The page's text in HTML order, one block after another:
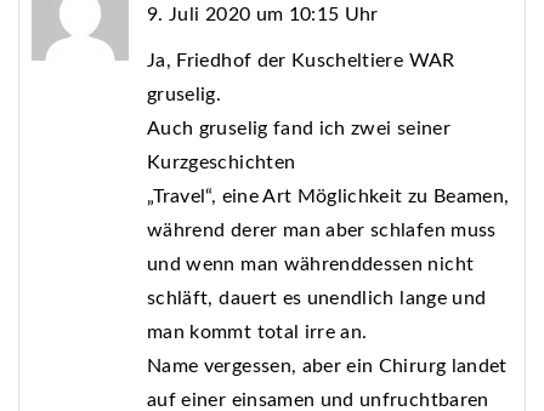
9. Juli 2020 um 10:15 Uhr
Ja, Friedhof der Kuscheltiere WAR
gruselig.
Auch gruselig fand ich zwei seiner
Kurzgeschichten
„Travel“, eine Art Möglichkeit zu Beamen,
während derer man aber schlafen muss
und wenn man währenddessen nicht
schläft, dauert es unendlich lange und
man kommt total irre an.
Name vergessen, aber ein Chirurg landet
auf einer einsamen und unfruchtbaren